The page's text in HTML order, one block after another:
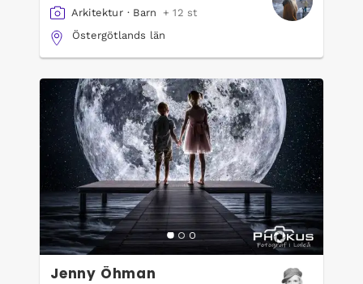
Arkitektur · Barn
+ 12 st
Östergötlands län
Jenny Öhman